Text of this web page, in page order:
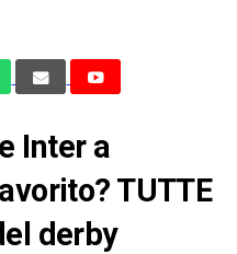
Inter a
TUTTE
derby